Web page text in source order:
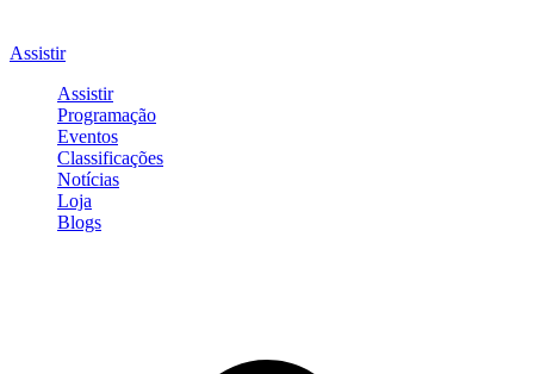
Assistir
Assistir
Programação
Eventos
Classificações
Notícias
Loja
Blogs